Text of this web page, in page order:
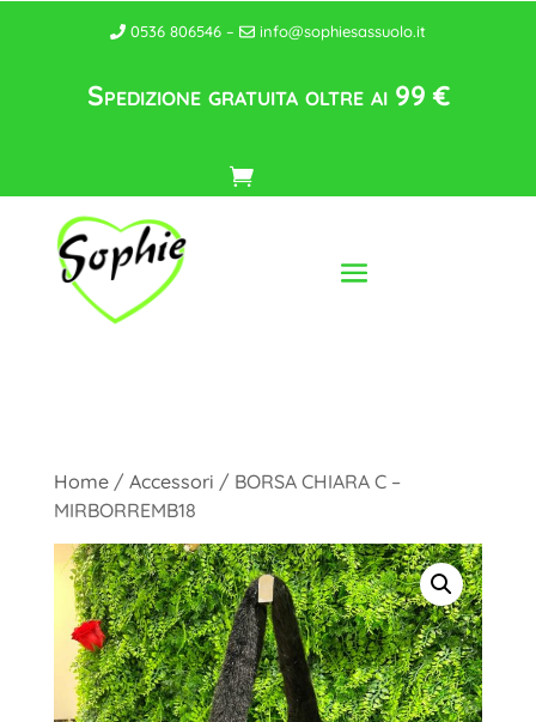
0536 806546 – info@sophiesassuolo.it
Spedizione gratuita oltre ai 99 €
Home/ Accessori / BORSA CHIARA C –
MIRBORREMB18